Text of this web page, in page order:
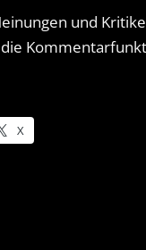
und
X